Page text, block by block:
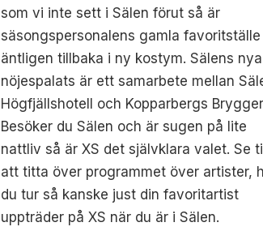
som vi inte sett i Sälen förut så är
säsongspersonalens gamla favoritställe
äntligen tillbaka i ny kostym. Sälens nya
nöjespalats är ett samarbete mellan
Högfjällshotell och Kopparbergs
Besöker du Sälen och är sugen på lite
nattliv så är XS det självklara valet. Se till
att titta över programmet över artister,
du tur så kanske just din favoritartist
uppträder på XS när du är i Sälen.